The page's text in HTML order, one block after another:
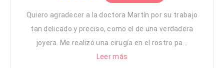
Quiero agradecer a la doctora Martín por su trabajo
tan delicado y preciso, como el de una verdadera
joyera. Me realizó una cirugía en el rostro pa...
Leer más